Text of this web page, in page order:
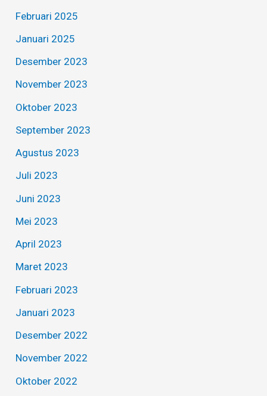
Februari 2025
Januari 2025
Desember 2023
November 2023
Oktober 2023
September 2023
Agustus 2023
Juli 2023
Juni 2023
Mei 2023
April 2023
Maret 2023
Februari 2023
Januari 2023
Desember 2022
November 2022
Oktober 2022